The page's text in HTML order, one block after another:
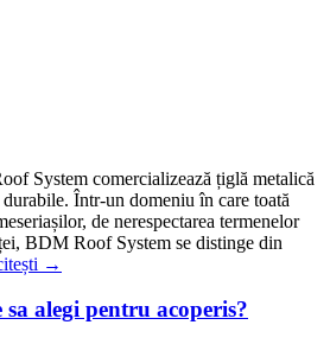
System comercializează țiglă metalică
Într-un domeniu în care toată
de nerespectarea termenelor
BDM Roof System se distinge din
→
alegi pentru acoperis?